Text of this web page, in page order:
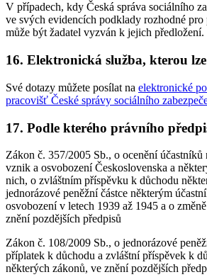
V případech, kdy Česká správa sociálního
ve svých evidencích podklady rozhodné pro
může být žadatel vyzván k jejich předložení.
16. Elektronická služba, kterou
Své dotazy můžete posílat na elektronické
pracovišť České správy sociálního
17. Podle kterého právního
Zákon č. 357/2005 Sb., o ocenění účastníků
vznik a osvobození Československa a
nich, o zvláštním příspěvku k důchodu
jednorázové peněžní částce některým
osvobození v letech 1939 až 1945 a o
znění pozdějších předpisů
Zákon č. 108/2009 Sb., o jednorázové
příplatek k důchodu a zvláštní příspěvek k
některých zákonů, ve znění pozdějších